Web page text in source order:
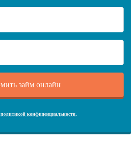
политикой конфиденциальности.